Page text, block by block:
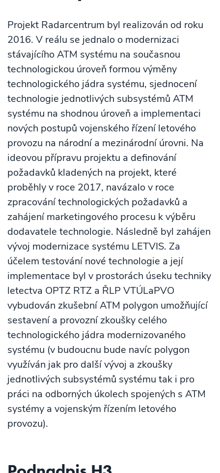
Projekt Radarcentrum byl realizován od roku
2016. V reálu se jednalo o modernizaci
stávajícího ATM systému na současnou
technologickou úroveň formou výměny
technologického jádra systému, sjednocení
technologie jednotlivých subsystémů ATM
systému na shodnou úroveň a implementaci
nových postupů vojenského řízení letového
provozu na národní a mezinárodní úrovni. Na
ideovou přípravu projektu a definování
požadavků kladených na projekt, které
proběhly v roce 2017, navázalo v roce
zpracování technologických požadavků a
zahájení marketingového procesu k výběru
dodavatele technologie. Následně byl zahájen
vývoj modernizace systému LETVIS. Za
účelem testování nové technologie a její
implementace byl v prostorách úseku techniky
letectva OPTZ RTZ a ŘLP VTÚLaPVO
vybudován zkušební ATM polygon umožňující
sestavení a provozní zkoušky celého
technologického jádra modernizovaného
systému (v budoucnu bude navíc polygon
využíván jak pro další vývoj a zkoušky
jednotlivých subsystémů systému tak i pro
práci na odborných úkolech spojených s ATM
systémy a vojenským řízením letového
provozu).